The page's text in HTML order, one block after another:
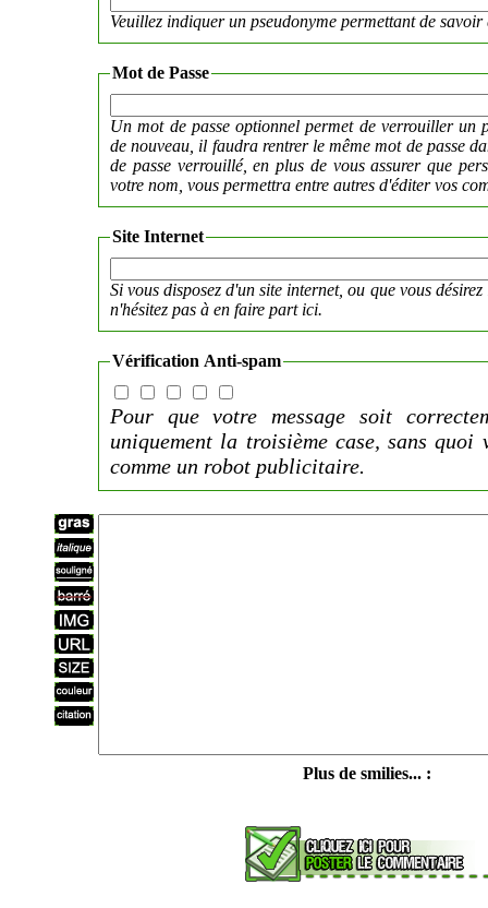
Veuillez indiquer un pseudonyme permettant de savoir
Mot de Passe
Un mot de passe optionnel permet de verrouiller un
de nouveau, il faudra rentrer le même mot de passe
de passe verrouillé, en plus de vous assurer que
votre nom, vous permettra entre autres d'éditer vos
Site Internet
Si vous disposez d'un site internet, ou que vous
n'hésitez pas à en faire part ici.
Vérification Anti-spam
Pour que votre message soit
uniquement la troisième case, sans quoi
comme un robot publicitaire.
Plus de smilies... :